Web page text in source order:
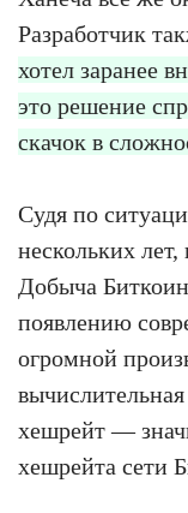
Разработчик
хотел заранее
это решение
скачок в
Судя по
нескольких
Добыча
появлению
огромной
хешрейт —
хешрейта сети